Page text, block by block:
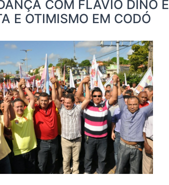
COM FLÁVIO DINO É
E OTIMISMO EM CODÓ